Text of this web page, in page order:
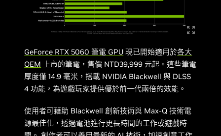
GeForce RTX 5060 筆電 GPU 現已開始適用於各大
OEM 上市的筆電，售價 NTD39,999 元起。這些筆電
厚度僅 14.9 毫米，搭載 NVIDIA Blackwell 與 DLSS
4 功能，為遊戲玩家提供優於前一代兩倍的效能。
使用者可藉助 Blackwell 創新技術與 Max-Q 技術電
源最佳化，透過電池進行更長時間的工作或遊戲時